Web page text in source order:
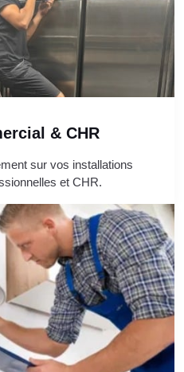
& CHR
sur vos installations
et CHR.